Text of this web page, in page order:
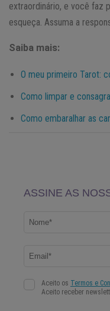
extraordinário, e você faz
esqueça. Assuma a
Saiba mais:
O meu primeiro Tarot:
Como limpar e
Como embaralhar as